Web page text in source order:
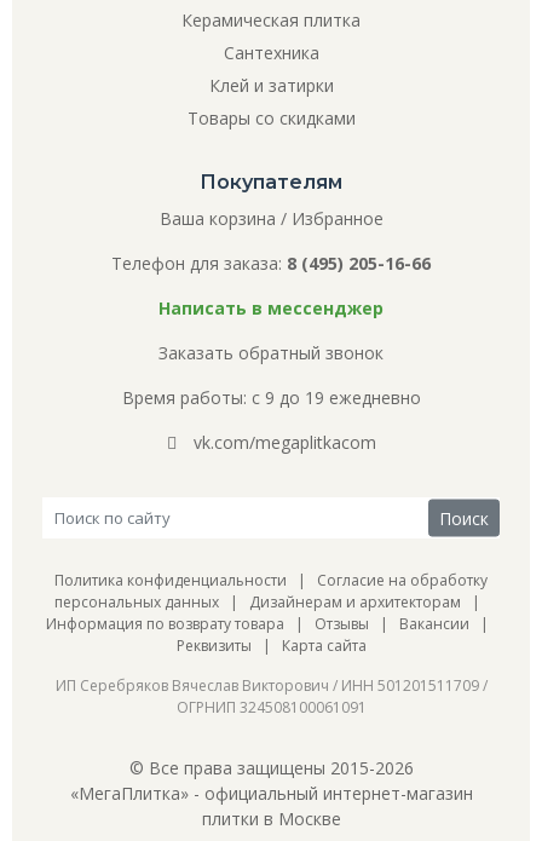
Керамическая плитка
Сантехника
Клей и затирки
Товары со скидками
Покупателям
Ваша корзина / Избранное
Телефон для заказа: 8 (495) 205-16-66
Написать в мессенджер
Заказать обратный звонок
Время работы: с 9 до 19 ежедневно
vk.com/megaplitkacom
Политика конфиденциальности | Согласие на обработку
персональных данных | Дизайнерам и архитекторам |
Информация по возврату товара | Отзывы | Вакансии |
Реквизиты | Карта сайта
ИП Серебряков Вячеслав Викторович / ИНН 501201511709 /
ОГРНИП 324508100061091
© Все права защищены 2015-2026
«МегаПлитка» - официальный интернет-магазин
плитки в Москве